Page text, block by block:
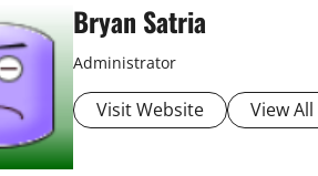
Bryan Satria
Administrator
Visit Website View